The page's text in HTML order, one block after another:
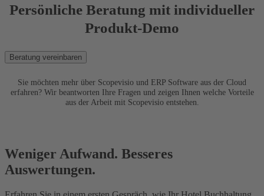
Persönliche Beratung mit individueller
Produkt-Demo
Beratung vereinbaren
Sie möchten mehr über Scopevisio und ERP Software aus der Cloud
erfahren? Wir beantworten Ihre Fragen und zeigen Ihnen welche Vorteile
aus der Arbeit mit Scopevisio entstehen.
Weniger Aufwand. Besseres
Auswertungen.